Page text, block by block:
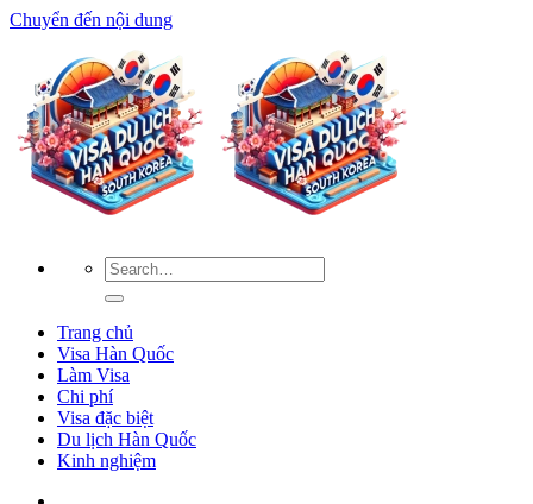
Chuyển đến nội dung
Trang chủ
Visa Hàn Quốc
Làm Visa
Chi phí
Visa đặc biệt
Du lịch Hàn Quốc
Kinh nghiệm